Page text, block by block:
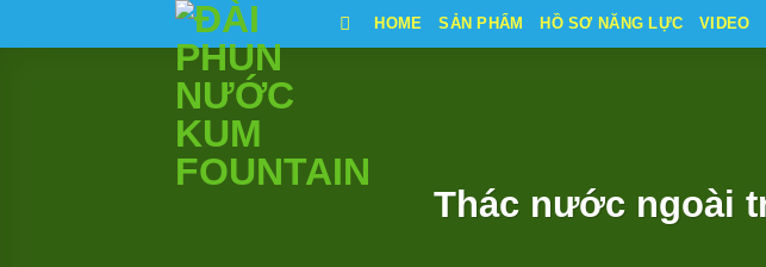
qua
HOME SẢN PHẨM HỒ SƠ NĂNG LỰC VIDEO
Thác nước ngoài